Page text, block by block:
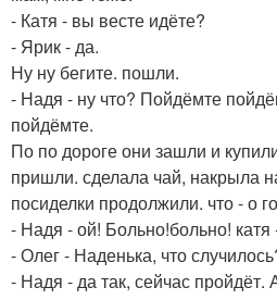
- Катя - вы весте идёте?
- Ярик - да.
Ну ну бегите. пошли.
- Надя - ну что? Пойдёмте
пойдёмте.
По по дороге они зашли и
пришли. сделала чай, накрыла
посиделки продолжили. что - о
- Надя - ой! Больно!больно!
- Олег - Наденька, что
- Надя - да так, сейчас